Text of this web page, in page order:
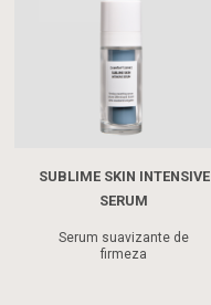
SUBLIME SKIN INTENSIVE
SERUM
Serum suavizante de
firmeza